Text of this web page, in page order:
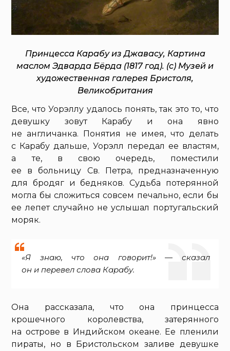
Принцесса Карабу из Джавасу, Картина
маслом Эдварда Бёрда (1817 год). (c) Музей и
художественная галерея Бристоля,
Великобритания
Все, что Уорэллу удалось понять, так это то, что
девушку зовут Карабу и она явно
не англичанка. Понятия не имея, что делать
с Карабу дальше, Уорэлл передал ее властям,
а те, в свою очередь, поместили
ее в больницу Св. Петра, предназначенную
для бродяг и бедняков. Судьба потерянной
могла бы сложиться совсем печально, если бы
ее лепет случайно не услышал португальский
моряк.
«Я знаю, что она говорит!» — сказал
он и перевел слова Карабу.
Она рассказала, что она принцесса
крошечного королевства, затерянного
на острове в Индийском океане. Ее пленили
пираты, но в Бристольском заливе девушке